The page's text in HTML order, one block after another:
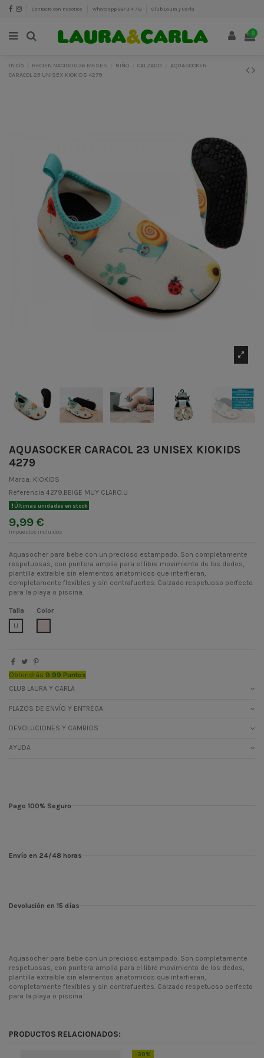
Contacte con nosotros Whatsapp 687 314 713 Club Laura y Carla
0
Inicio RECIEN NACIDO 0 36 MESES NIÑO CALZADO
AQUASOCKER
CARACOL 23 UNISEX KIOKIDS 4279
AQUASOCKER CARACOL 23 UNISEX KIOKIDS
4279
Marca: KIOKIDS
Referencia 4279.BEIGE MUY CLARO.U
Últimas unidades en stock
9,99 €
Impuestos incluidos
Aquasocher para bebe con un precioso estampado. Son completamente
respetuosas, con puntera amplia para el libre movimiento de los dedos,
plantilla extraible sin elementos anatomicos que interfieran,
completamente flexibles y sin contrafuertes. Calzado respetuoso perfecto
para la playa o piscina.
Talla
U
Color
Obtendrás 9.99 Puntos
CLUB LAURA Y CARLA
PLAZOS DE ENVÍO Y ENTREGA
DEVOLUCIONES Y CAMBIOS
AYUDA
Pago 100% Seguro
Envío en 24/48 horas
Devolución en 15 días
Aquasocher para bebe con un precioso estampado. Son completamente
respetuosas, con puntera amplia para el libre movimiento de los dedos,
plantilla extraible sin elementos anatomicos que interfieran,
completamente flexibles y sin contrafuertes. Calzado respetuoso perfecto
para la playa o piscina.
Codigo
PRODUCTOS RELACIONADOS:
-30%